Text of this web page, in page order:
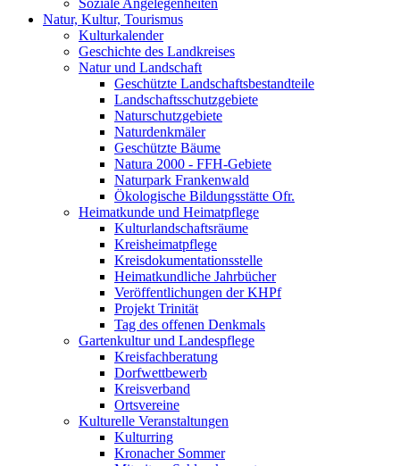
Soziale Angelegenheiten
Natur, Kultur, Tourismus
Kulturkalender
Geschichte des Landkreises
Natur und Landschaft
Geschützte Landschaftsbestandteile
Landschaftsschutzgebiete
Naturschutzgebiete
Naturdenkmäler
Geschützte Bäume
Natura 2000 - FFH-Gebiete
Naturpark Frankenwald
Ökologische Bildungsstätte Ofr.
Heimatkunde und Heimatpflege
Kulturlandschaftsräume
Kreisheimatpflege
Kreisdokumentationsstelle
Heimatkundliche Jahrbücher
Veröffentlichungen der KHPf
Projekt Trinität
Tag des offenen Denkmals
Gartenkultur und Landespflege
Kreisfachberatung
Dorfwettbewerb
Kreisverband
Ortsvereine
Kulturelle Veranstaltungen
Kulturring
Kronacher Sommer